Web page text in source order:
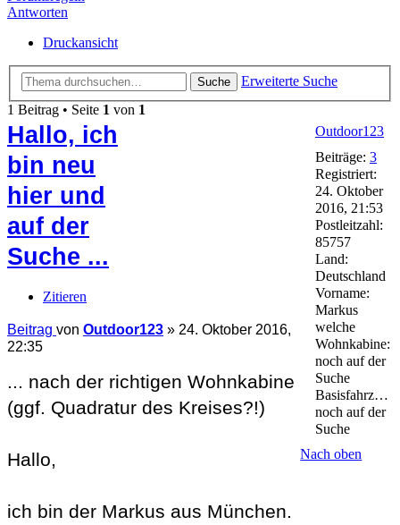
Antworten
Druckansicht
Suche
Erweiterte Suche
1 Beitrag • Seite 1 von 1
Outdoor123
Beiträge: 3
Registriert:
24. Oktober
2016, 21:53
Postleitzahl:
85757
Land:
Deutschland
Vorname:
Markus
welche
Wohnkabine:
noch auf der
Suche
Basisfahrzeug:
noch auf der
Suche
Hallo, ich
bin neu
hier und
auf der
Suche ...
Zitieren
Beitrag von Outdoor123 » 24. Oktober 2016,
22:35
... nach der richtigen Wohnkabine
(ggf. Quadratur des Kreises?!)
Hallo,
ich bin der Markus aus München.
Nach oben